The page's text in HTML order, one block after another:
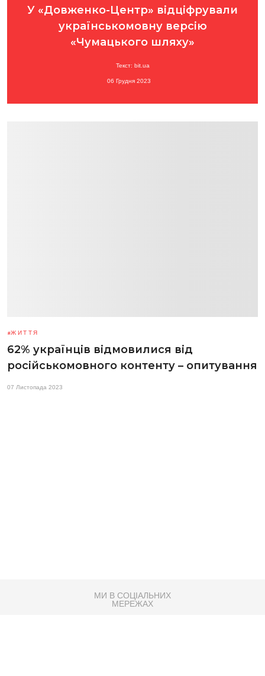
У «Довженко-Центр» відціфрували
українськомовну версію
«Чумацького шляху»
Текст: bit.ua
06 Грудня 2023
ЖИТТЯ
62% українців відмовилися від
російськомовного контенту – опитування
07 Листопада 2023
МИ В СОЦІАЛЬНИХ
МЕРЕЖАХ